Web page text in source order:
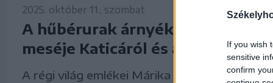
If you wish
sensitive
confirm
2025. október 11., szombat
A hűbérurak árnyékában – Márika
meséje Katicáról és a
A régi világ emlékei Márika néni szavaiban